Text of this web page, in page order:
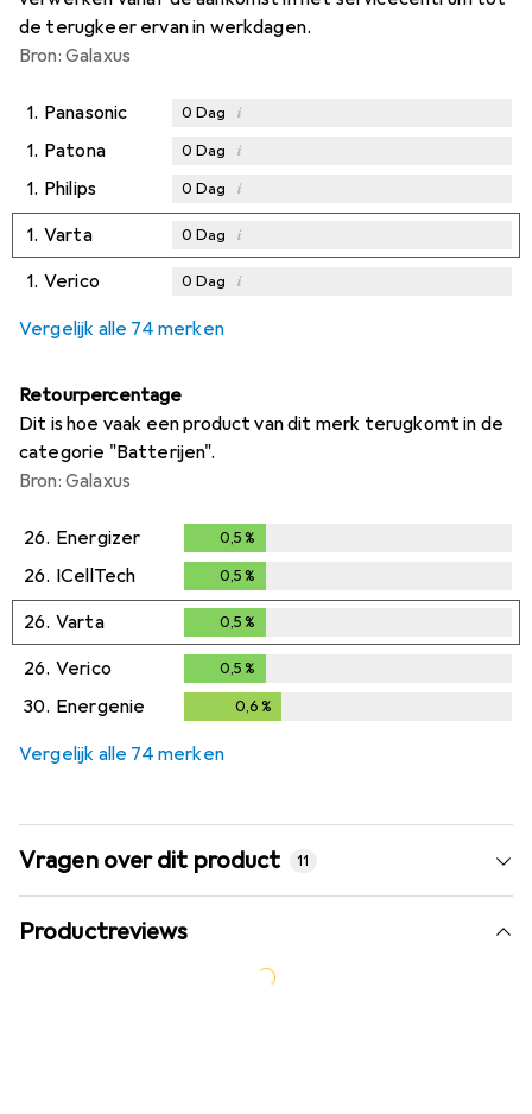
de terugkeer ervan in werkdagen.
Bron: Galaxus
1. Panasonic 0 Dag i
1. Patona 0 Dag i
1. Philips 0 Dag i
1. Varta 0 Dag i
1. Verico 0 Dag i
Vergelijk alle 74 merken
Retourpercentage
Dit is hoe vaak een product van dit merk terugkomt in de
categorie "Batterijen".
Bron: Galaxus
26. Energizer 0,5 %
26. ICellTech 0,5 %
26. Varta 0,5 %
26. Verico 0,5 %
30. Energenie 0,6 %
Vergelijk alle 74 merken
Vragen over dit product 11
Productreviews